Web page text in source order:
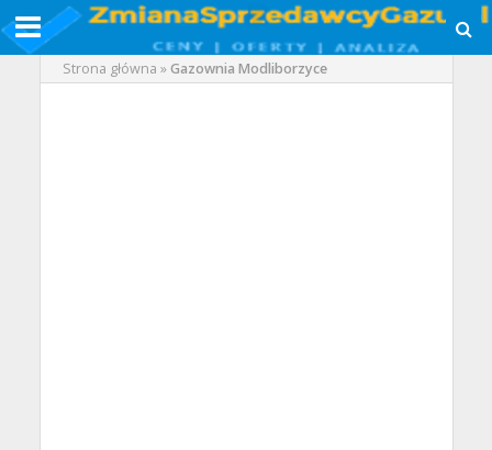
Strona główna »Gazownia Modliborzyce